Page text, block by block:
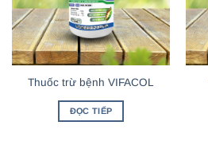
Thuốc trừ bệnh VIFACOL
ĐỌC TIẾP